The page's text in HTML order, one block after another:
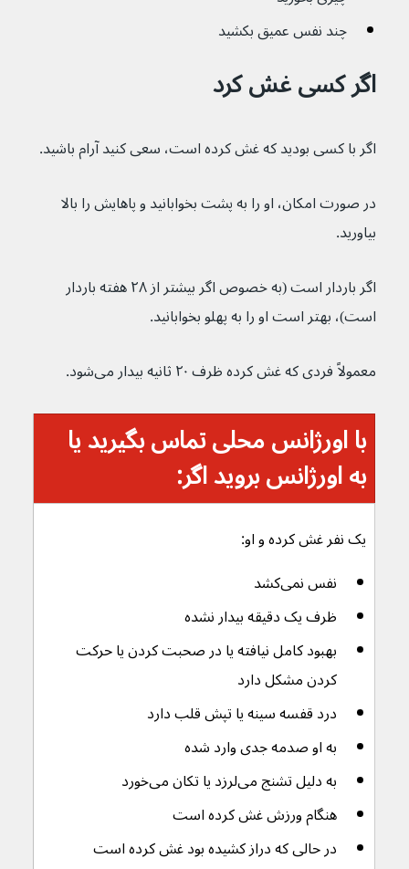
چند نفس عمیق بکشید
اگر کسی غش کرد
اگر با کسی بودید که غش کرده است، سعی کنید آرام باشید.
در صورت امکان، او را به پشت بخوابانید و پاهایش را بالا
بیاورید.
اگر باردار است (به خصوص اگر بیشتر از ۲۸ هفته باردار
است)، بهتر است او را به پهلو بخوابانید.
معمولاً فردی که غش کرده ظرف ۲۰ ثانیه بیدار می‌شود.
با اورژانس محلی تماس بگیرید یا
به اورژانس بروید اگر:
یک نفر غش کرده و او:
نفس نمی‌کشد
ظرف یک دقیقه بیدار نشده
بهبود کامل نیافته یا در صحبت کردن یا حرکت
کردن مشکل دارد
درد قفسه سینه یا تپش قلب دارد
به او صدمه جدی وارد شده
به دلیل تشنج می‌لرزد یا تکان می‌خورد
هنگام ورزش غش کرده است
در حالی که دراز کشیده بود غش کرده است